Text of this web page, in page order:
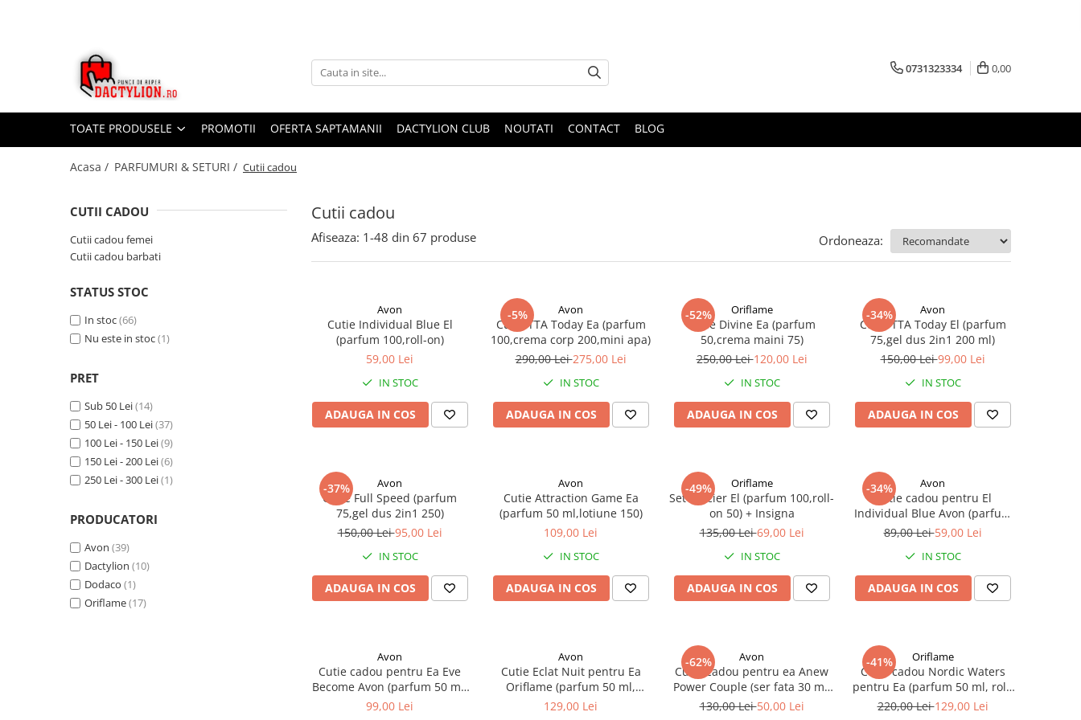
0731323334 0,00
TOATE PRODUSELE PROMOTII OFERTA SAPTAMANII DACTYLION CLUB NOUTATI CONTACT BLOG
Acasa / PARFUMURI & SETURI / Cutii cadou
Cutii cadou
CUTII CADOU
Cutii cadou femei
Cutii cadou barbati
STATUS STOC
In stoc(66)
Nu este in stoc(1)
PRET
Sub 50 Lei(14)
50 Lei - 100 Lei(37)
100 Lei - 150 Lei(9)
150 Lei - 200 Lei(6)
250 Lei - 300 Lei(1)
PRODUCATORI
Avon (39)
Dactylion (10)
Dodaco (1)
Oriflame(17)
Afiseaza: 1-48 din 67 produse Ordoneaza:
Avon
Cutie Individual Blue El
(parfum 100,roll-on)
59,00 Lei
IN STOC
ADAUGA IN COS
-5% Avon
Cutie TTA Today Ea (parfum
100,crema corp 200,mini apa)
290,00 Lei275,00 Lei
IN STOC
ADAUGA IN COS
-52% Oriflame
Cutie Divine Ea (parfum
50,crema maini 75)
250,00 Lei120,00 Lei
IN STOC
ADAUGA IN COS
-34% Avon
Cutie TTA Today El (parfum
75,gel dus 2in1 200 ml)
150,00 Lei99,00 Lei
IN STOC
ADAUGA IN COS
-37% Avon
Cutie Full Speed (parfum
75,gel dus 2in1 250)
150,00 Lei95,00 Lei
IN STOC
ADAUGA IN COS
Avon
Cutie Attraction Game Ea
(parfum 50 ml,lotiune 150)
109,00 Lei
IN STOC
ADAUGA IN COS
-49% Oriflame
Set Glacier El (parfum 100,roll-
on 50) + Insigna
135,00 Lei69,00 Lei
IN STOC
ADAUGA IN COS
-34% Avon
Cutie cadou pentru El
Individual Blue Avon (parfum
100 ml, gel dus 2in1 250 ml)
89,00 Lei59,00 Lei
IN STOC
ADAUGA IN COS
Avon
Cutie cadou pentru Ea Eve
Become Avon (parfum 50 ml,
lotiune corp 150, mini parfum
99,00 Lei
Avon
Cutie Eclat Nuit pentru Ea
Oriflame (parfum 50 ml,
crema maini 50 ml)
129,00 Lei
-62% Avon
Cutie cadou pentru ea Anew
Power Couple (ser fata 30 ml,
crema ochi 15 ml)
130,00 Lei50,00 Lei
-41% Oriflame
Cutie cadou Nordic Waters
pentru Ea (parfum 50 ml, roll-
on 50), Oriflame
220,00 Lei129,00 Lei